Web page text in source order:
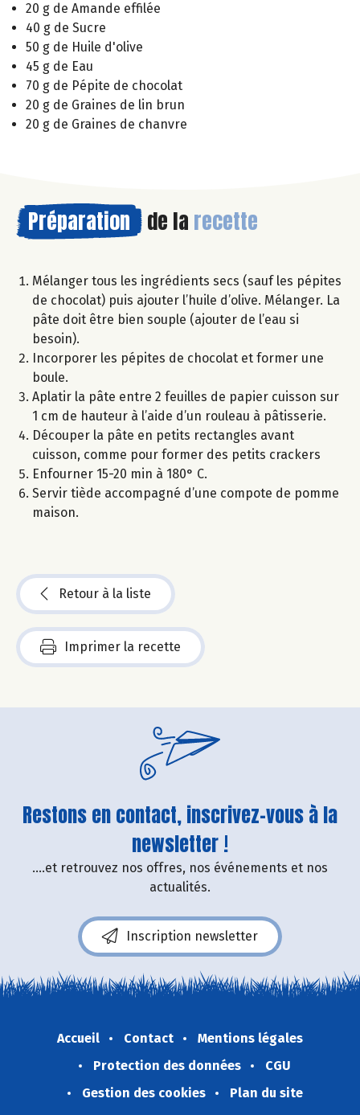
20 g de Amande effilée
40 g de Sucre
50 g de Huile d'olive
45 g de Eau
70 g de Pépite de chocolat
20 g de Graines de lin brun
20 g de Graines de chanvre
Préparation de la recette
Mélanger tous les ingrédients secs (sauf les pépites
de chocolat) puis ajouter l’huile d’olive. Mélanger. La
pâte doit être bien souple (ajouter de l’eau si
besoin).
Incorporer les pépites de chocolat et former une
boule.
Aplatir la pâte entre 2 feuilles de papier cuisson sur
1 cm de hauteur à l’aide d’un rouleau à pâtisserie.
Découper la pâte en petits rectangles avant
cuisson, comme pour former des petits crackers
Enfourner 15-20 min à 180° C.
Servir tiède accompagné d’une compote de pomme
maison.
Retour à la liste
Imprimer la recette
Restons en contact, inscrivez-vous à la
newsletter !
....et retrouvez nos offres, nos événements et nos
actualités.
Inscription newsletter
Accueil Contact
Mentions légales
Protection des données
CGU
Gestion des cookies
Plan du site